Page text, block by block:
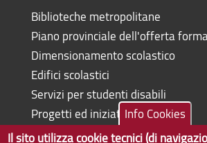
Biblioteche metropolitane
Piano provinciale dell'offerta
Dimensionamento scolastico
Edifici scolastici
Servizi per studenti disabili
Progetti ed iniziativeInfo Cookies
Il sito utilizza cookie tecnici (di